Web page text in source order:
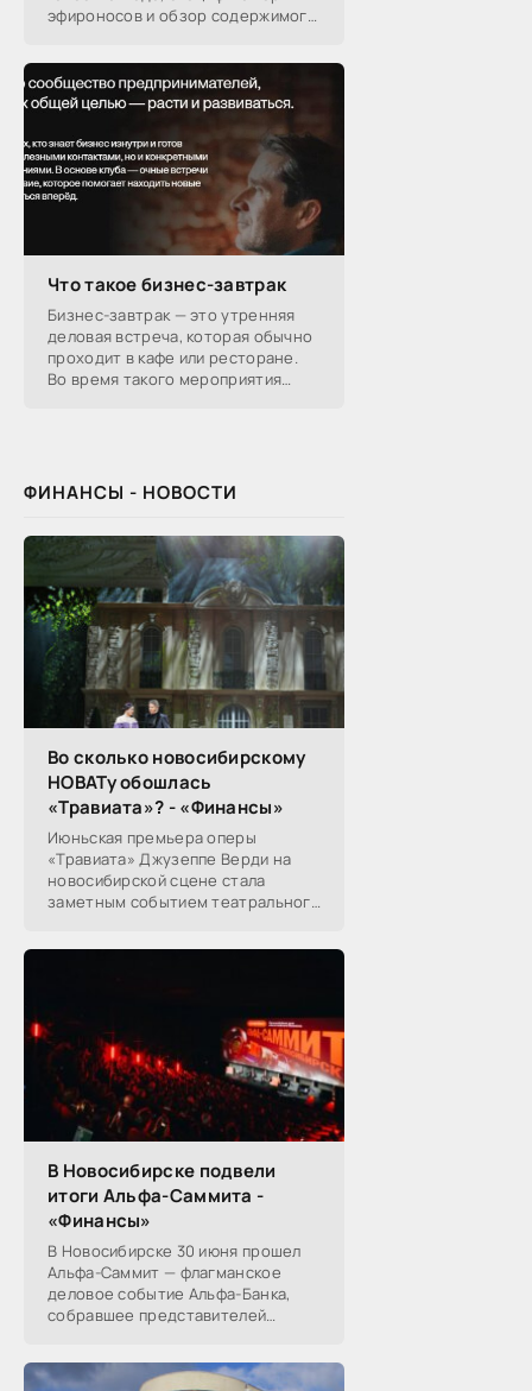
эфироносов и обзор содержимого
производителей.
Что такое бизнес-завтрак
Бизнес-завтрак — это утренняя
деловая встреча, которая обычно
проходит в кафе или ресторане.
Во время такого мероприятия
ФИНАНСЫ - НОВОСТИ
Во сколько новосибирскому
НОВАТу обошлась
«Травиата»? - «Финансы»
Июньская премьера оперы
«Травиата» Джузеппе Верди на
новосибирской сцене стала
заметным событием театрального
Посетители НОВАТа, с которыми
В Новосибирске подвели
итоги Альфа-Саммита -
«Финансы»
В Новосибирске 30 июня прошел
Альфа-Саммит — флагманское
деловое событие Альфа-Банка,
собравшее представителей
реального, технологического,
финансового и других